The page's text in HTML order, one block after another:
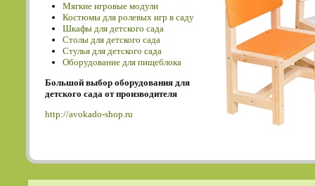
Мягкие игровые модули
Костюмы для ролевых игр в саду
Шкафы для детского сада
Столы для детского сада
Cтулья для детского сада
Оборудование для пищеблока
Большой выбор оборудования для
детского сада от производителя
http://avokado-shop.ru